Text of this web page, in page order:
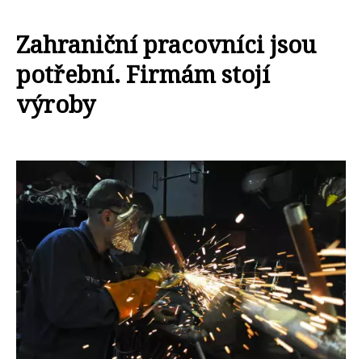
Zahraniční pracovníci jsou
potřební. Firmám stojí
výroby